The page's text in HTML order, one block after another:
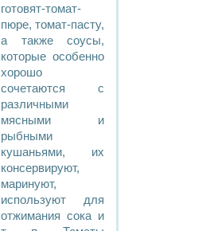
готовят-томат-
пюре, томат-пасту,
а также соусы,
которые особенно
хорошо
сочетаются с
различными
мясными и
рыбными
кушаньями, их
консервируют,
маринуют,
используют для
отжимания сока и